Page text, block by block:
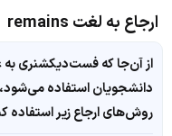
ارجاع به لغت remains
از آن‌جا که فست‌دیکشنری به
دانشجویان استفاده
روش‌های ارجاع زیر استفاده